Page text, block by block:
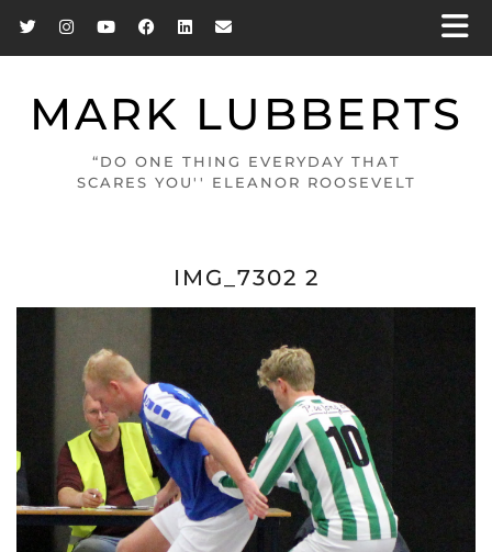
MARK LUBBERTS
“DO ONE THING EVERYDAY THAT
SCARES YOU'' ELEANOR ROOSEVELT
IMG_7302 2